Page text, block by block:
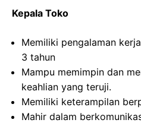
Kepala Toko
Memiliki pengalaman
3 tahun
Mampu memimpin dan
keahlian yang teruji.
Memiliki keterampilan
Mahir dalam